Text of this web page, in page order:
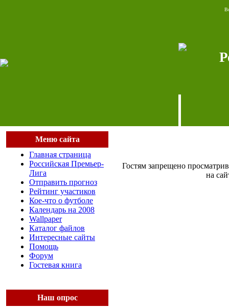
Меню сайта
Главная страница
Российская Премьер-
Лига
Отправить прогноз
Рейтинг участиков
Кое-что о футболе
Календарь на 2008
Wallpaper
Каталог файлов
Интересные сайты
Помощь
Форум
Гостевая книга
Наш опрос
Гостям запрещено
на